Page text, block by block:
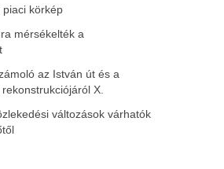
piaci körkép
mérsékelték a
az István út és a
X.
változások várhatók